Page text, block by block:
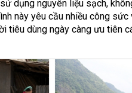
dụng nguyên liệu sạch,
này yêu cầu nhiều công
tiêu dùng ngày càng ưu tiên